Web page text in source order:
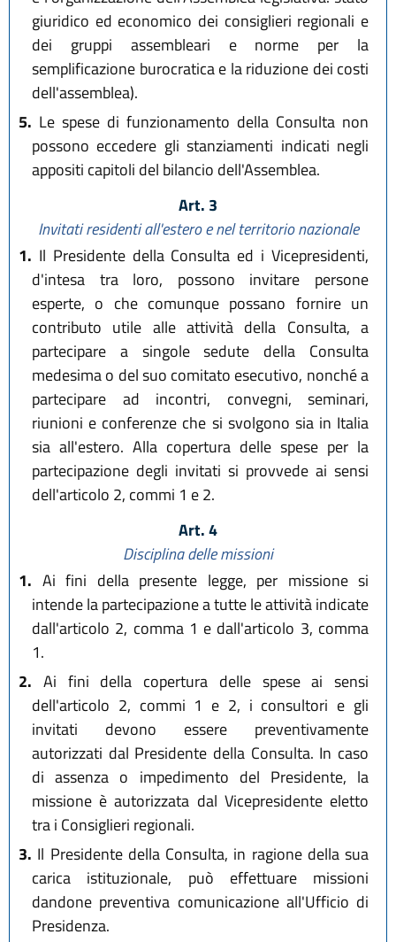
giuridico ed economico dei consiglieri regionali e
dei gruppi assembleari e norme per la
semplificazione burocratica e la riduzione dei costi
dell'assemblea).
5. Le spese di funzionamento della Consulta non
possono eccedere gli stanziamenti indicati negli
appositi capitoli del bilancio dell'Assemblea.
Art. 3
Invitati residenti all'estero e nel territorio nazionale
1. Il Presidente della Consulta ed i Vicepresidenti,
d'intesa tra loro, possono invitare persone
esperte, o che comunque possano fornire un
contributo utile alle attività della Consulta, a
partecipare a singole sedute della Consulta
medesima o del suo comitato esecutivo, nonché a
partecipare ad incontri, convegni, seminari,
riunioni e conferenze che si svolgono sia in Italia
sia all'estero. Alla copertura delle spese per la
partecipazione degli invitati si provvede ai sensi
dell'articolo 2, commi 1 e 2.
Art. 4
Disciplina delle missioni
1. Ai fini della presente legge, per missione si
intende la partecipazione a tutte le attività indicate
dall'articolo 2, comma 1 e dall'articolo 3, comma
1.
2. Ai fini della copertura delle spese ai sensi
dell'articolo 2, commi 1 e 2, i consultori e gli
invitati devono essere preventivamente
autorizzati dal Presidente della Consulta. In caso
di assenza o impedimento del Presidente, la
missione è autorizzata dal Vicepresidente eletto
tra i Consiglieri regionali.
3. Il Presidente della Consulta, in ragione della sua
carica istituzionale, può effettuare missioni
dandone preventiva comunicazione all'Ufficio di
Presidenza.